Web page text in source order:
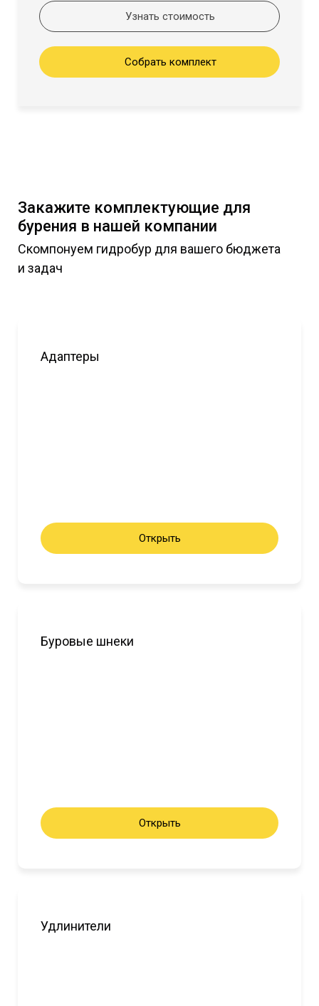
Узнать стоимость
Собрать комплект
Закажите комплектующие для
бурения в нашей компании
Скомпонуем гидробур для вашего бюджета
и задач
Адаптеры
Открыть
Буровые шнеки
Открыть
Удлинители